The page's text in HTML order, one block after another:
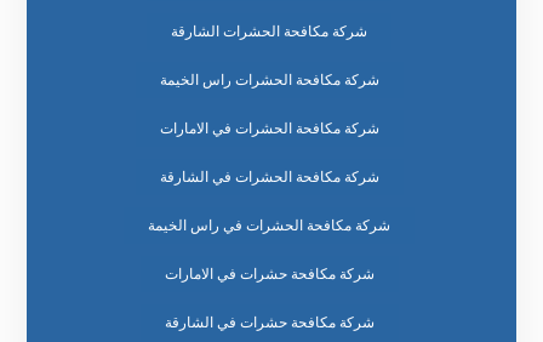
شركة مكافحة الحشرات الشارقة
شركة مكافحة الحشرات راس الخيمة
شركة مكافحة الحشرات في الامارات
شركة مكافحة الحشرات في الشارقة
شركة مكافحة الحشرات في راس الخيمة
شركة مكافحة حشرات في الامارات
شركة مكافحة حشرات في الشارقة